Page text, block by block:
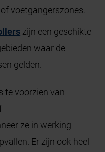
voetgangerszones.
zijn een geschikte
waar de
gelden.
te voorzien van
ze in werking
Er zijn ook heel